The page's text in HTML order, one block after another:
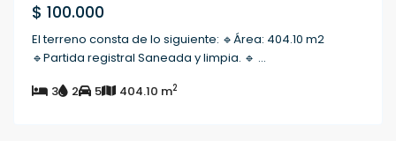
$ 100.000
El terreno consta de lo siguiente: 🔹Área: 404.10 m2
🔹Partida registral Saneada y limpia. 🔹 ...
3
2 5 404.10 m2